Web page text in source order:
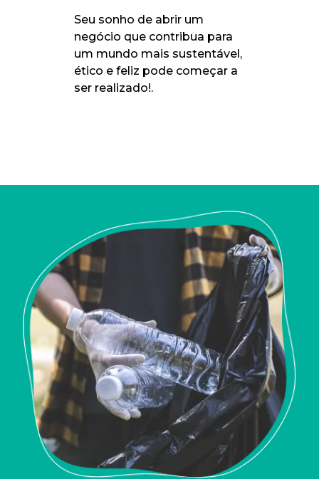
Seu sonho de abrir um
negócio que contribua para
um mundo mais sustentável,
ético e feliz pode começar a
ser realizado!.